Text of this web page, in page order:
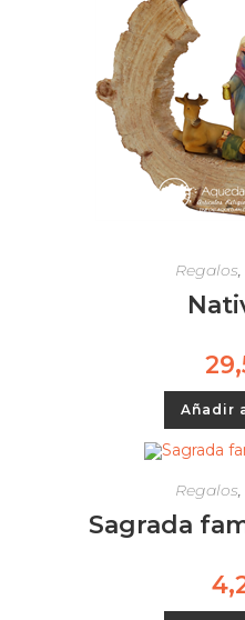
Regalos,
Añadir
Regalos,
Sagrada